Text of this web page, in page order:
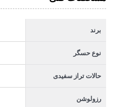
برند
نوع حسگر
حالات تراز سفیدی
رزولوشن